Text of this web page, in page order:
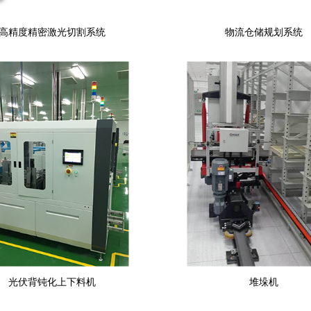
精度精密激光切割系统 物流仓储规划系统
光伏背钝化上下料机 堆垛机